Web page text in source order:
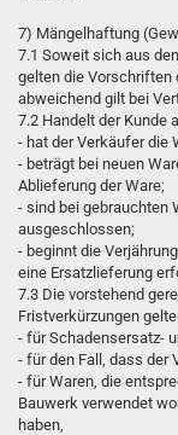
7) Mängelhaftung
7.1 Soweit sich aus
gelten die Vorschriften
abweichend gilt bei
7.2 Handelt der Kunde
- hat der Verkäufer die
- beträgt bei neuen
Ablieferung der Ware;
- sind bei gebrauchten
ausgeschlossen;
- beginnt die
eine Ersatzlieferung
7.3 Die vorstehend
Fristverkürzungen
- für Schadensersatz-
- für den Fall, dass der
- für Waren, die
Bauwerk verwendet
haben,